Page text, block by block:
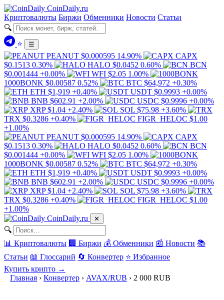
CoinDaily.ru
Криптовалюты Биржи Обменники Новости Статьи
🔍
⭐
☰
PEANUT $0.000595 14.90%
CAPX
$0.1513 0.30% HALO $0.0452 0.60%
BCN
$0.001444 +0.00% WFI $2.05 1.00%
1000BONK $0.00587 0.52% BTC $64,972 +0.30%
ETH $1,919 +0.40% USDT $0.9993 +0.00%
BNB $602.91 +2.00% USDC $0.9996 +0.00%
XRP $1.04 +2.40% SOL $75.98 +3.60%
TRX $0.3286 +0.40% FIGR_HELOC $1.00
+1.00%
PEANUT $0.000595 14.90%
CAPX
$0.1513 0.30% HALO $0.0452 0.60%
BCN
$0.001444 +0.00% WFI $2.05 1.00%
1000BONK $0.00587 0.52% BTC $64,972 +0.30%
ETH $1,919 +0.40% USDT $0.9993 +0.00%
BNB $602.91 +2.00% USDC $0.9996 +0.00%
XRP $1.04 +2.40% SOL $75.98 +3.60%
TRX $0.3286 +0.40% FIGR_HELOC $1.00
+1.00%
CoinDaily.ru ✕
🔍
📊 Криптовалюты 🏢 Биржи 💰 Обменники 📰 Новости 📚
Статьи 📖 Глоссарий 🔄 Конвертер ⭐ Избранное
Купить крипто →
Главная › Конвертер › AVAX/RUB › 2 000 RUB